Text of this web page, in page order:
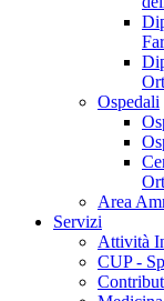
Ospedali
Area
Servizi
Attività
CUP -